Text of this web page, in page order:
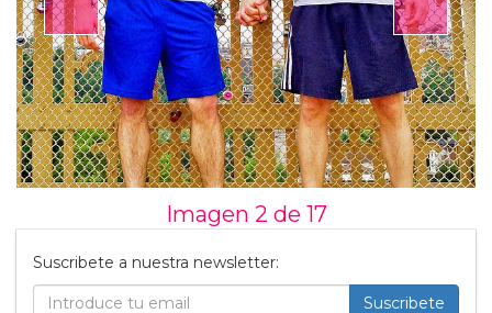
Imagen 2 de 17
Suscribete a nuestra newsletter:
Suscribete